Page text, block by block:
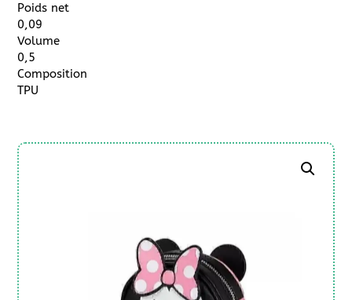
Poids net
0,09
Volume
0,5
Composition
TPU